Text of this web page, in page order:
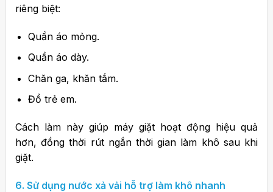
riêng biệt:
Quần áo mỏng.
Quần áo dày.
Chăn ga, khăn tắm.
Đồ trẻ em.
Cách làm này giúp máy giặt hoạt động hiệu quả
hơn, đồng thời rút ngắn thời gian làm khô sau khi
giặt.
6. Sử dụng nước xả vải hỗ trợ làm khô nhanh